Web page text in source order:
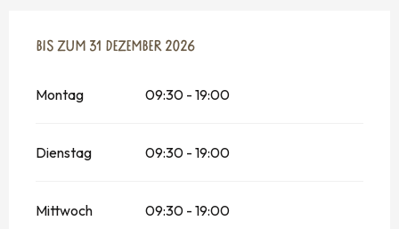
VOM23 MÄRZ 2026 BIS ZUM
BIS ZUM 31 DEZEMBER 2026
Montag 09:30 - 19:00
Dienstag 09:30 - 19:00
Mittwoch 09:30 - 19:00